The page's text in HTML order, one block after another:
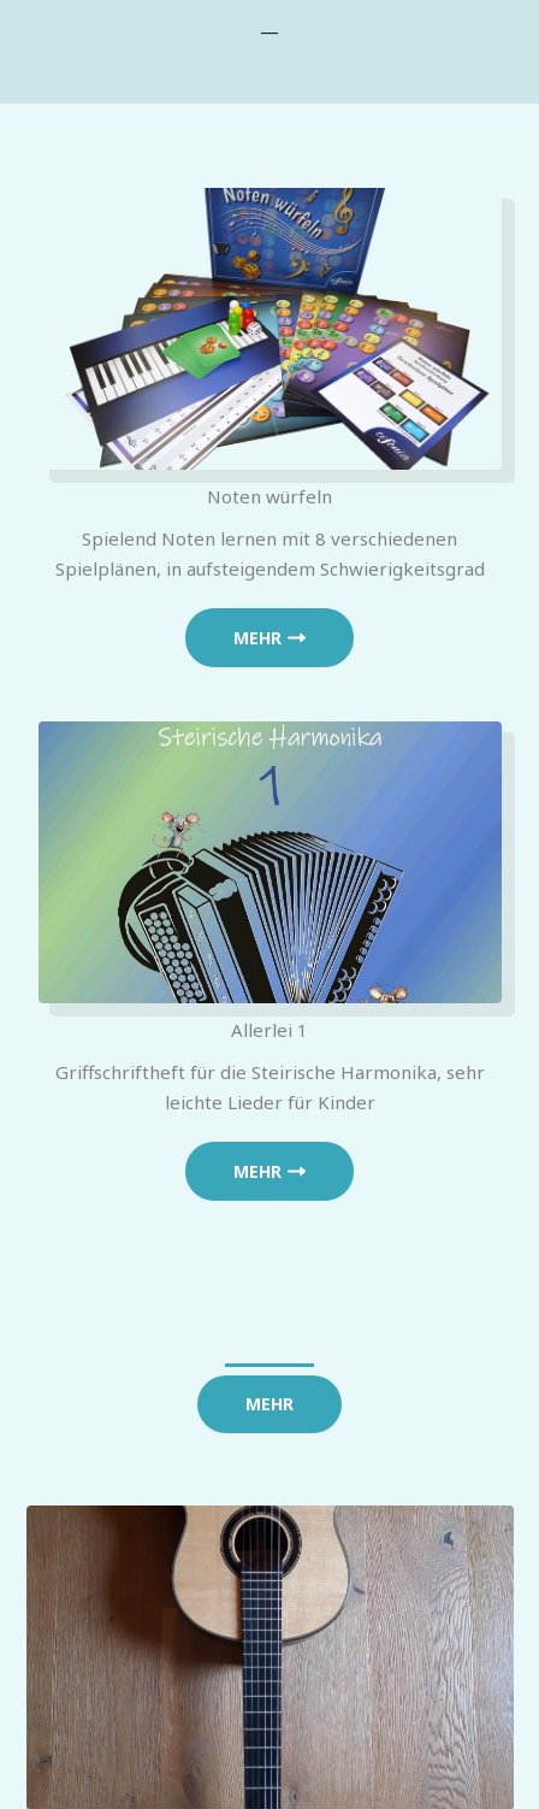
—
Noten würfeln
Spielend Noten lernen mit 8 verschiedenen
Spielplänen, in aufsteigendem Schwierigkeitsgrad
MEHR
Allerlei 1
Griffschriftheft für die Steirische Harmonika, sehr
leichte Lieder für Kinder
MEHR
MEHR